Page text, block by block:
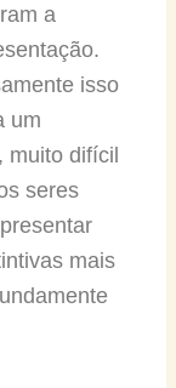
a
isso
um
muito difícil
seres
mais